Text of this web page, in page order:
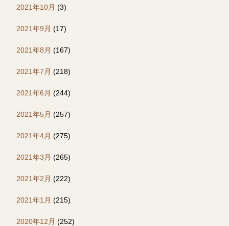
2021年10月 (3)
2021年9月 (17)
2021年8月 (167)
2021年7月 (218)
2021年6月 (244)
2021年5月 (257)
2021年4月 (275)
2021年3月 (265)
2021年2月 (222)
2021年1月 (215)
2020年12月 (252)